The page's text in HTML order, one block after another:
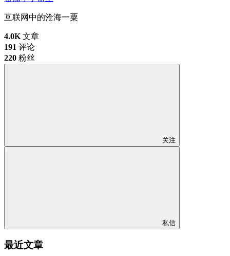
互联网中的沧海一粟
4.0K 文章
191 评论
220 粉丝
关注
私信
最近文章